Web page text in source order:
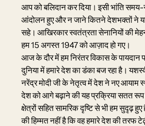
आप को बलिदान कर दिया। इसी भांति
आंदोलन हुए और न जाने कितने देशभक्तों ने
सहे। आखिरकार स्वतंत्रता सेनानियों की
हम 15 अगस्त 1947 को आज़ाद हो गए।
आज के दौर में हम निरंतर विकास के पायदान
दुनिया में हमारे देश का डंका बज रहा है।
नरेंद्र मोदी जी के नेतृत्व में देश ने नए आयाम
देश को आगे बढ़ाने की यह प्रक्रिया सतत रूप
क्षेत्रों सहित सामरिक दृष्टि से भी हम सुदृढ़
की हिम्मत नहीं है कि वह हमारे देश की तरफ